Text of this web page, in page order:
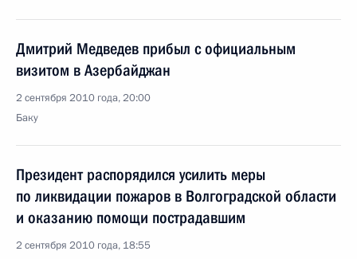
Дмитрий Медведев прибыл с официальным
визитом в Азербайджан
2 сентября 2010 года, 20:00
Баку
Президент распорядился усилить меры
по ликвидации пожаров в Волгоградской области
и оказанию помощи пострадавшим
2 сентября 2010 года, 18:55